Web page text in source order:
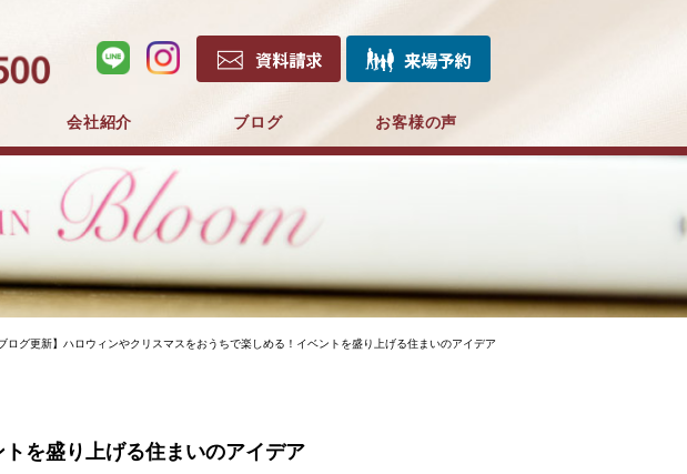
会社紹介 ブログ お客様の声
ブログ更新】ハロウィンやクリスマスをおうちで楽しめる！イベントを盛り上げる住まいのアイデア
を盛り上げる住まいのアイデア